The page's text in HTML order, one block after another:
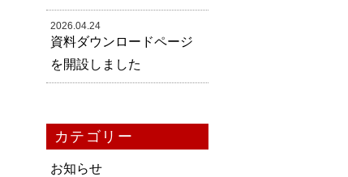
資料ダウンロードページ
を開設しました
2026.04.24
カテゴリー
お知らせ